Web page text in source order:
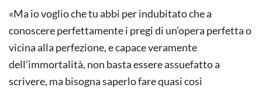
«Ma io voglio che tu abbi per indubitato che a
conoscere perfettamente i pregi di un’opera perfetta o
vicina alla perfezione, e capace veramente
dell’immortalità, non basta essere assuefatto a
scrivere, ma bisogna saperlo fare quasi così